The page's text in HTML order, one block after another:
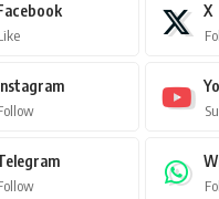
X